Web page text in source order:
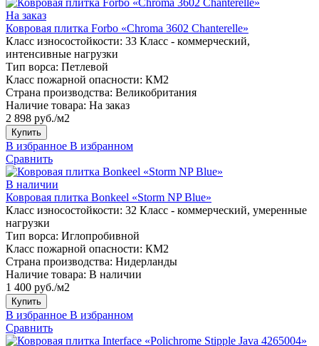
На заказ
Ковровая плитка Forbo «Chroma 3602 Сhanterelle»
Класс износостойкости: 33 Класс - коммерческий,
интенсивные нагрузки
Тип ворса: Петлевой
Класс пожарной опасности: КМ2
Страна производства: Великобритания
Наличие товара: На заказ
2 898 руб./м2
Купить
В избранное В избранном
Сравнить
В наличии
Ковровая плитка Bonkeel «Storm NP Blue»
Класс износостойкости: 32 Класс - коммерческий, умеренные
нагрузки
Тип ворса: Иглопробивной
Класс пожарной опасности: КМ2
Страна производства: Нидерланды
Наличие товара: В наличии
1 400 руб./м2
Купить
В избранное В избранном
Сравнить